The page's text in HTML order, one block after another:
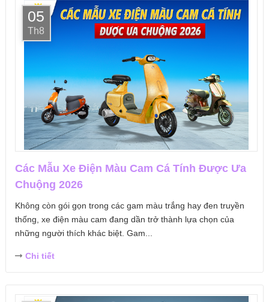
05
Th8
Các Mẫu Xe Điện Màu Cam Cá Tính Được Ưa
Chuộng 2026
Không còn gói gọn trong các gam màu trắng hay đen truyền
thống, xe điện màu cam đang dần trở thành lựa chọn của
những người thích khác biệt. Gam...
Chi tiết